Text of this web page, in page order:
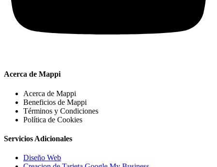
Acerca de Mappi
Acerca de Mappi
Beneficios de Mappi
Términos y Condiciones
Política de Cookies
Servicios Adicionales
Diseño Web